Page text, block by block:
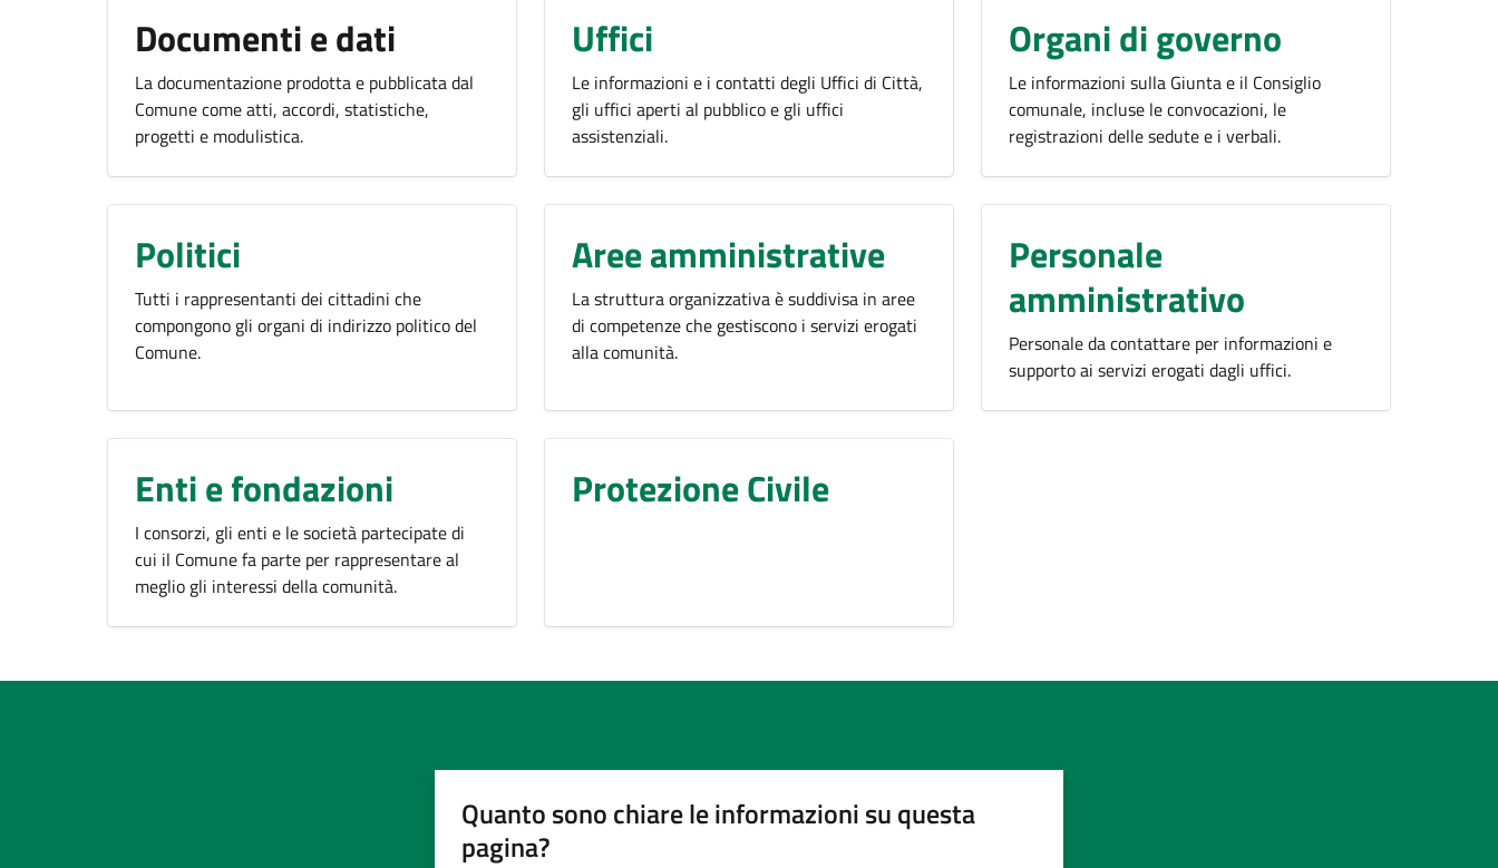
Documenti e dati
La documentazione prodotta e pubblicata dal
Comune come atti, accordi, statistiche,
progetti e modulistica.
Uffici
Le informazioni e i contatti degli Uffici di Città,
gli uffici aperti al pubblico e gli uffici
assistenziali.
Organi di governo
Le informazioni sulla Giunta e il Consiglio
comunale, incluse le convocazioni, le
registrazioni delle sedute e i verbali.
Politici
Tutti i rappresentanti dei cittadini che
compongono gli organi di indirizzo politico del
Comune.
Aree amministrative
La struttura organizzativa è suddivisa in aree
di competenze che gestiscono i servizi erogati
alla comunità.
Personale
amministrativo
Personale da contattare per informazioni e
supporto ai servizi erogati dagli uffici.
Enti e fondazioni
I consorzi, gli enti e le società partecipate di
cui il Comune fa parte per rappresentare al
meglio gli interessi della comunità.
Protezione Civile
Quanto sono chiare le informazioni su questa
pagina?